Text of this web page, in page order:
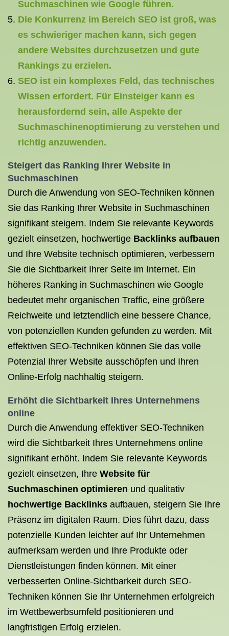
Suchmaschinen wie Google führen.
Die Konkurrenz im Bereich SEO ist groß, was
es schwieriger machen kann, sich gegen
andere Websites durchzusetzen und gute
Rankings zu erzielen.
SEO ist ein komplexes Feld, das technisches
Wissen erfordert. Für Einsteiger kann es
herausfordernd sein, alle Aspekte der
Suchmaschinenoptimierung zu verstehen und
richtig anzuwenden.
Steigert das Ranking Ihrer Website in
Suchmaschinen
Durch die Anwendung von SEO-Techniken können
Sie das Ranking Ihrer Website in Suchmaschinen
signifikant steigern. Indem Sie relevante Keywords
gezielt einsetzen, hochwertige Backlinks aufbauen
und Ihre Website technisch optimieren, verbessern
Sie die Sichtbarkeit Ihrer Seite im Internet. Ein
höheres Ranking in Suchmaschinen wie Google
bedeutet mehr organischen Traffic, eine größere
Reichweite und letztendlich eine bessere Chance,
von potenziellen Kunden gefunden zu werden. Mit
effektiven SEO-Techniken können Sie das volle
Potenzial Ihrer Website ausschöpfen und Ihren
Online-Erfolg nachhaltig steigern.
Erhöht die Sichtbarkeit Ihres Unternehmens
online
Durch die Anwendung effektiver SEO-Techniken
wird die Sichtbarkeit Ihres Unternehmens online
signifikant erhöht. Indem Sie relevante Keywords
gezielt einsetzen, Ihre Website für
Suchmaschinen optimieren und qualitativ
hochwertige Backlinks aufbauen, steigern Sie Ihre
Präsenz im digitalen Raum. Dies führt dazu, dass
potenzielle Kunden leichter auf Ihr Unternehmen
aufmerksam werden und Ihre Produkte oder
Dienstleistungen finden können. Mit einer
verbesserten Online-Sichtbarkeit durch SEO-
Techniken können Sie Ihr Unternehmen erfolgreich
im Wettbewerbsumfeld positionieren und
langfristigen Erfolg erzielen.